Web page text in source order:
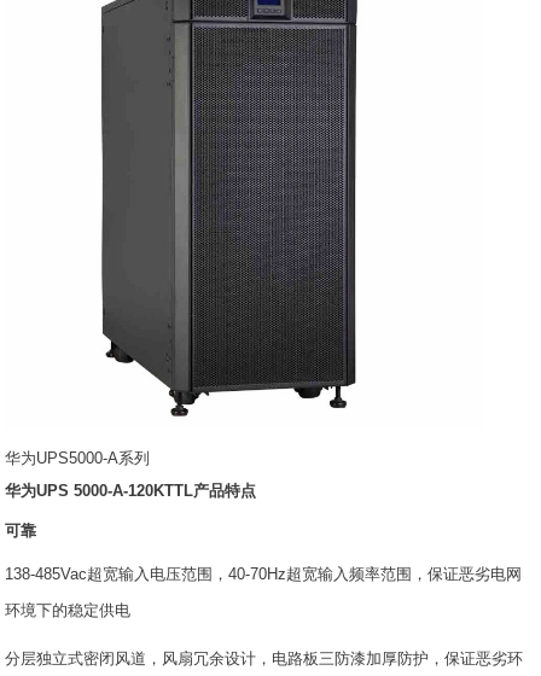
华为UPS5000-A系列
华为UPS 5000-A-120KTTL产品特点
可靠
138-485Vac超宽输入电压范围，40-70Hz超宽输入频率范围，保证恶劣电网
环境下的稳定供电
分层独立式密闭风道，风扇冗余设计，电路板三防漆加厚防护，保证恶劣环